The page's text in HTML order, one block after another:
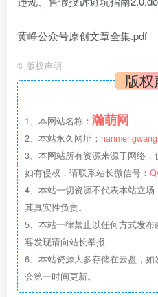
黄峥公众号原创文章全集.pdf
© 版权声明
版权
1、本网站名称： 瀚萌网
2、本站永久网址：
3、本网站所有资源来源于网络，
如有侵权，请联系站长微信号：
4、本站一切资源不代表本站立
其真实性负责。
5、本站一律禁止以任何方式发
客发现请向站长举报
6、本站资源大多存储在云盘，
会第一时间更新。